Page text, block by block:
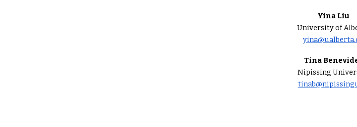
Yina Liu
University of
Tina
Nipissing